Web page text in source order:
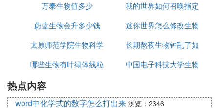
会遇到一些问题。成绩怎么努力也是停滞不前，或是
与同学、老师之间有些小矛盾等等。如果处理不好，
振。遇到问题，首先要学会自我调节，多从积极的方
面思考问题。
的途径。有一些同学为了自尊心，逃避问题，不愿意
把问题拿出来与别人沟通。这样做并不能保护你的自
公司怎么样
什么
万泰生物值多少
我的世界如何召唤指定
数量的生物
蔚蓝生物会升多少钱
迷你世界怎么修改生物
蛋
太原师范学院生物科学
专业怎么样
长期熬夜生物钟乱了如
何改正
哪些生物有叶绿体线粒
中国电子科技大学生物
热点内容
word中化学式的数字怎么打出来 浏览：2346